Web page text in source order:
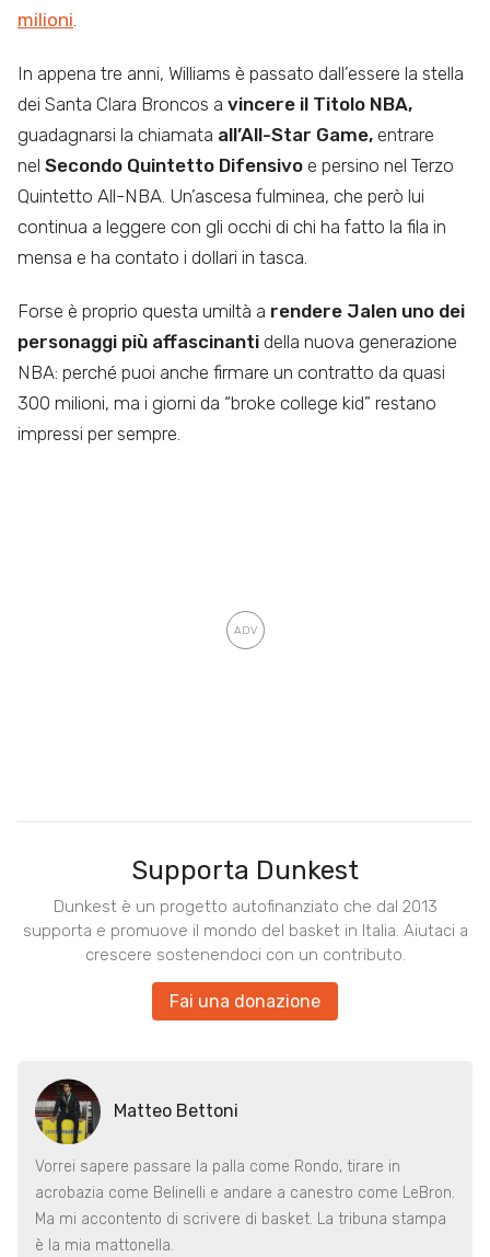
milioni.
In appena tre anni, Williams è passato dall’essere la stella
dei Santa Clara Broncos a vincere il Titolo NBA,
guadagnarsi la chiamata all’All-Star Game, entrare
nel Secondo Quintetto Difensivo e persino nel Terzo
Quintetto All-NBA. Un’ascesa fulminea, che però lui
continua a leggere con gli occhi di chi ha fatto la fila in
mensa e ha contato i dollari in tasca.
Forse è proprio questa umiltà a rendere Jalen uno dei
personaggi più affascinanti della nuova generazione
NBA: perché puoi anche firmare un contratto da quasi
300 milioni, ma i giorni da “broke college kid” restano
impressi per sempre.
Supporta Dunkest
Dunkest è un progetto autofinanziato che dal 2013
supporta e promuove il mondo del basket in Italia. Aiutaci a
crescere sostenendoci con un contributo.
Fai una donazione
Matteo Bettoni
Vorrei sapere passare la palla come Rondo, tirare in
acrobazia come Belinelli e andare a canestro come LeBron.
Ma mi accontento di scrivere di basket. La tribuna stampa
è la mia mattonella.